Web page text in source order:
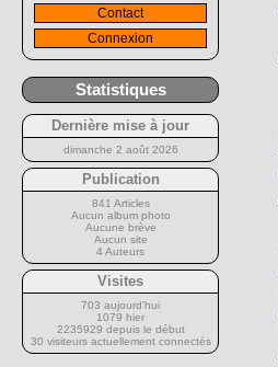
Contact
Connexion
Statistiques
Dernière mise à jour
dimanche 2 août 2026
Publication
841 Articles
Aucun album photo
Aucune brève
Aucun site
4 Auteurs
Visites
703 aujourd’hui
1079 hier
2235929 depuis le début
30 visiteurs actuellement connectés